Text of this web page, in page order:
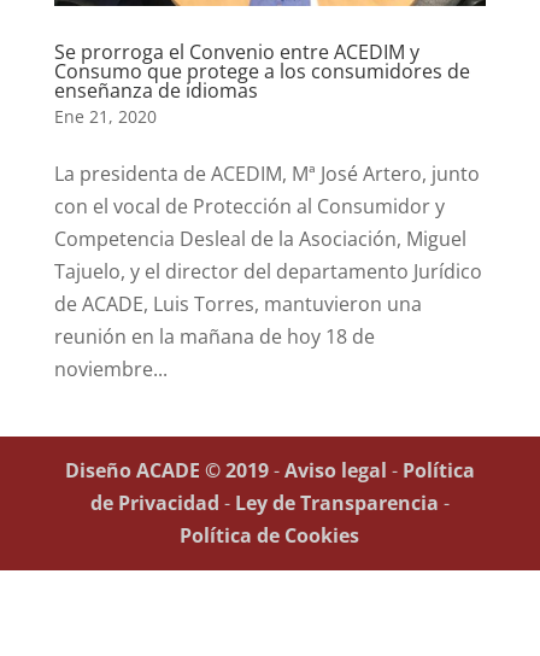
Se prorroga el Convenio entre ACEDIM y
Consumo que protege a los consumidores de
enseñanza de idiomas
Ene 21, 2020
La presidenta de ACEDIM, Mª José Artero, junto
con el vocal de Protección al Consumidor y
Competencia Desleal de la Asociación, Miguel
Tajuelo, y el director del departamento Jurídico
de ACADE, Luis Torres, mantuvieron una
reunión en la mañana de hoy 18 de
noviembre...
Diseño ACADE © 2019-Aviso legal - Política
de Privacidad - Ley de Transparencia -
Política de Cookies